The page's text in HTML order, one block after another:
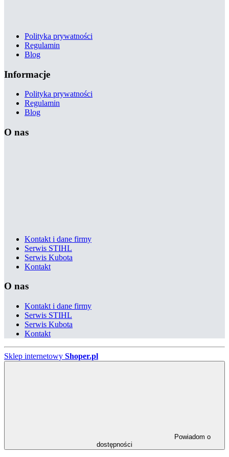
Polityka prywatności
Regulamin
Blog
Informacje
Polityka prywatności
Regulamin
Blog
O nas
Kontakt i dane firmy
Serwis STIHL
Serwis Kubota
Kontakt
O nas
Kontakt i dane firmy
Serwis STIHL
Serwis Kubota
Kontakt
Sklep internetowy Shoper.pl
dostępności